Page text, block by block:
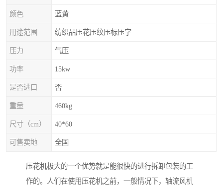
颜色 蓝黄
用途范围 纺织品压花压纹压标压字
压力 气压
功率 15kw
是否进口 否
重量 460kg
尺寸（cm） 40*60
可售卖地 全国
压花机极大的一个优势就是能很快的进行拆卸包装的工
作的。人们在使用压花机之前，一般情况下，轴流风机